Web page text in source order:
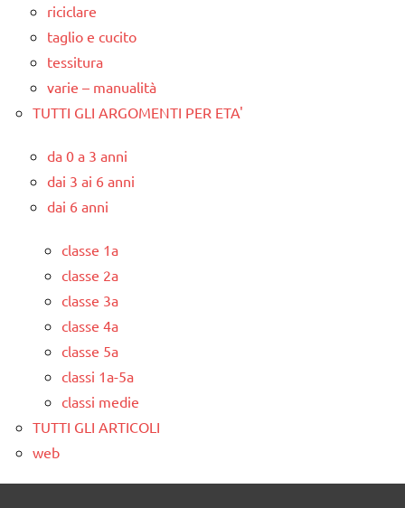
riciclare
taglio e cucito
tessitura
varie – manualità
TUTTI GLI ARGOMENTI PER ETA'
da 0 a 3 anni
dai 3 ai 6 anni
dai 6 anni
classe 1a
classe 2a
classe 3a
classe 4a
classe 5a
classi 1a-5a
classi medie
TUTTI GLI ARTICOLI
web